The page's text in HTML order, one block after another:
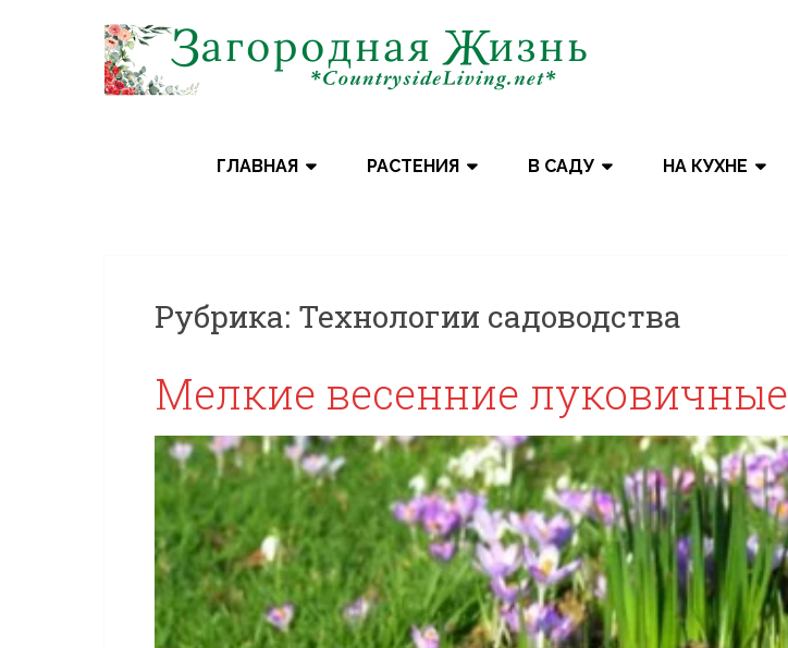
ГЛАВНАЯ РАСТЕНИЯ В САДУ НА КУХНЕ
Рубрика: Технологии садоводства
Мелкие весенние луковичные